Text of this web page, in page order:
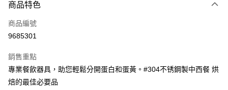
信用卡一次付款
超商取貨付款
Apple Pay
街口支付
商品特色
商品編號
9685301
銷售重點
專業餐飲器具，助您輕鬆分開蛋白和蛋黃。#304不锈鋼製中西餐 烘
焙的最佳必要品